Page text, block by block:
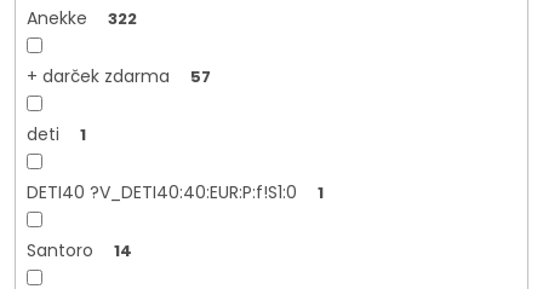
Anekke 322
+ darček zdarma 57
deti 1
DETI40 ?V_DETI40:40:EUR:P:f!S1:0 1
Santoro 14